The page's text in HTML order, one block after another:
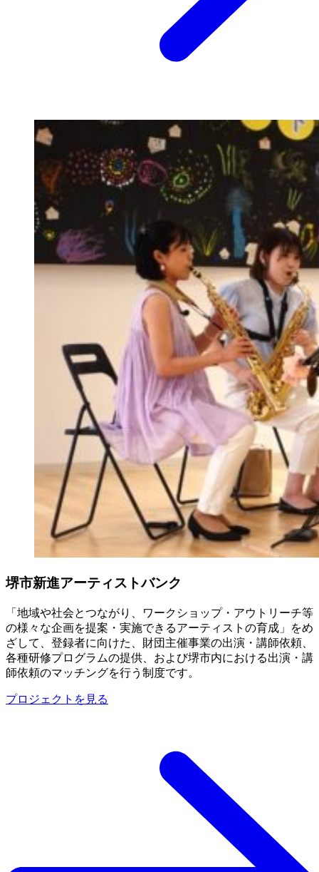
堺市新進アーティストバンク
「地域や社会とつながり、ワークショップ・アウトリーチ等
の様々な企画を提案・実施できるアーティストの育成」をめ
ざして、登録者に向けた、財団主催事業の出演・講師依頼、
各種研修プログラムの提供、および堺市内における出演・講
師依頼のマッチングを行う制度です。
プロジェクトを見る